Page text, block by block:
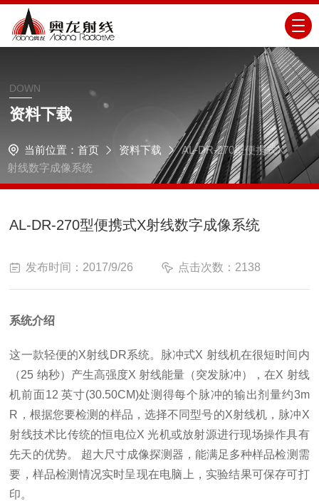
DOWN
资料下载
当前位置： 首页 资料下载
AL-DR-270型便携式X
射线数字成像系统
AL-DR-270型便携式X射线数字成像系统
发布时间：2017/9/26 点击次数：2138
系统介绍
这一款轻便的X射线DR系统。脉冲式X 射线机在很短时间内
（25 纳秒）产生高强度X 射线能量（突发脉冲），在X 射线
机前面12 英寸(30.50CM)处测得每个脉冲的输出剂量约3m
R，根据您要检测的样品，选择不同型号的X射线机，脉冲X
射线技术比传统的恒电位X 光机或放射源进行现场操作具有
先天的优势。 超大尺寸成像探测器，能满足多种样品检测需
要，样品检测情况实时呈现在电脑上，实验结果可保存可打
印。